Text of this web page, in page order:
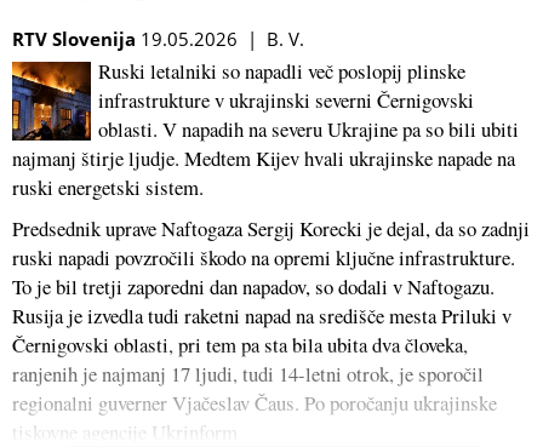
RTV Slovenija 19.05.2026 | B. V.
Ruski letalniki so napadli več poslopij plinske
infrastrukture v ukrajinski severni Černigovski
oblasti. V napadih na severu Ukrajine pa so bili ubiti
najmanj štirje ljudje. Medtem Kijev hvali ukrajinske napade na
ruski energetski sistem.
Predsednik uprave Naftogaza Sergij Korecki je dejal, da so zadnji
ruski napadi povzročili škodo na opremi ključne infrastrukture.
To je bil tretji zaporedni dan napadov, so dodali v Naftogazu.
Rusija je izvedla tudi raketni napad na središče mesta Priluki v
Černigovski oblasti, pri tem pa sta bila ubita dva človeka,
ranjenih je najmanj 17 ljudi, tudi 14-letni otrok, je sporočil
regionalni guverner Vjačeslav Čaus. Po poročanju ukrajinske
tiskovne agencije Ukrinform